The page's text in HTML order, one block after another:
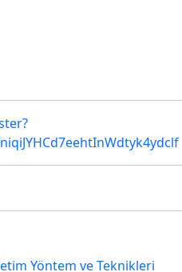
Yöntem ve Teknikleri